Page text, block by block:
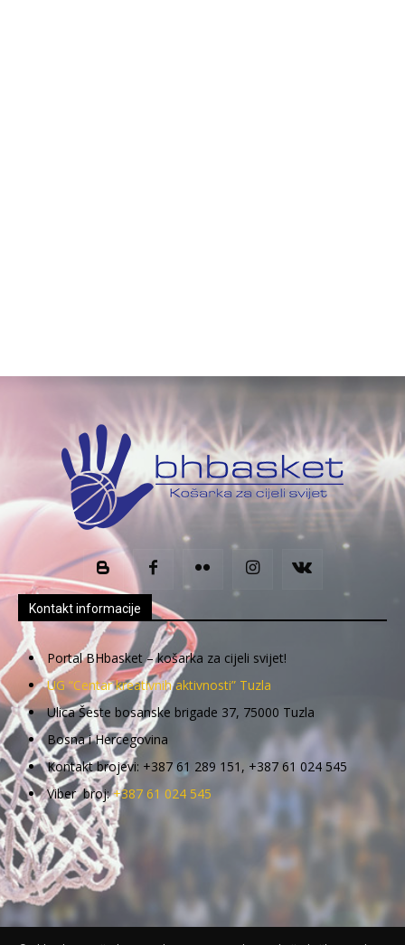
Kontakt informacije
Portal BHbasket – košarka za cijeli svijet!
UG “Centar kreativnih aktivnosti” Tuzla
Ulica Šeste bosanske brigade 37, 75000 Tuzla
Bosna i Hercegovina
Kontakt brojevi: +387 61 289 151, +387 61 024 545
Viber broj:+387 61 024 545